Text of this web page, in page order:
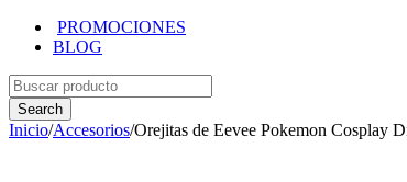
PROMOCIONES
BLOG
Inicio/Accesorios/Orejitas de Eevee Pokemon Cosplay